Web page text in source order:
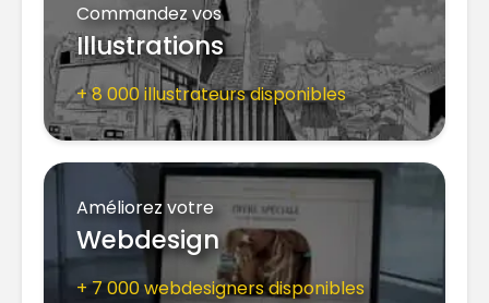
Commandez vos
Illustrations
+ 8 000 illustrateurs disponibles
Améliorez votre
Webdesign
+ 7 000 webdesigners disponibles